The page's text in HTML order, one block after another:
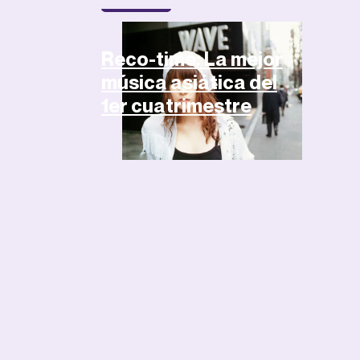
Reco-time: La mejor
música asiática del
1er cuatrimestre